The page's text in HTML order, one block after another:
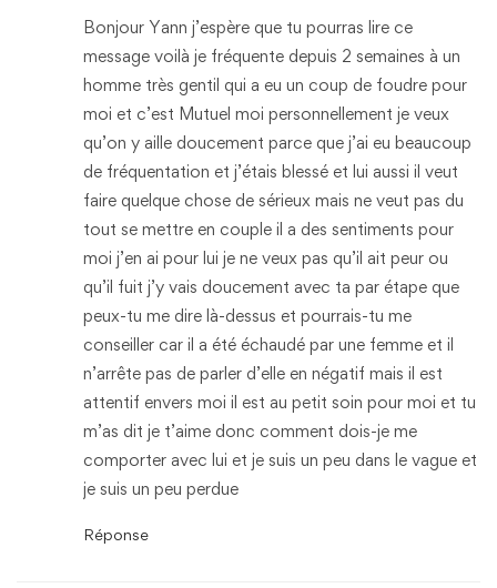
Bonjour Yann j’espère que tu pourras lire ce
message voilà je fréquente depuis 2 semaines à un
homme très gentil qui a eu un coup de foudre pour
moi et c’est Mutuel moi personnellement je veux
qu’on y aille doucement parce que j’ai eu beaucoup
de fréquentation et j’étais blessé et lui aussi il veut
faire quelque chose de sérieux mais ne veut pas du
tout se mettre en couple il a des sentiments pour
moi j’en ai pour lui je ne veux pas qu’il ait peur ou
qu’il fuit j’y vais doucement avec ta par étape que
peux-tu me dire là-dessus et pourrais-tu me
conseiller car il a été échaudé par une femme et il
n’arrête pas de parler d’elle en négatif mais il est
attentif envers moi il est au petit soin pour moi et tu
m’as dit je t’aime donc comment dois-je me
comporter avec lui et je suis un peu dans le vague et
je suis un peu perdue
Réponse